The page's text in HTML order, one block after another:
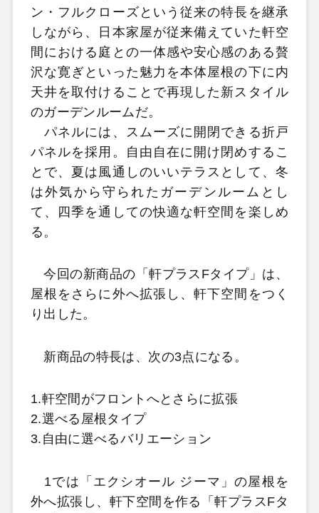
ン・フルクローズという従来の特長を継承
しながら、日本家屋が従来備えていた軒空
間における庭との一体感や安心感のある贅
沢な寛ぎといった魅力を本体屋根の下に内
天井を取付けることで再現した新スタイル
のガーデンルームだ。
パネルには、スムーズに開閉できる折戸
パネルを採用。自由自在に開け閉めするこ
とで、夏は風通しのいいテラスとして、冬
は外気から守られたガーデンルームとし
て、四季を通しての快適な軒空間を楽しめ
る。
今回の新商品の「軒プラスFタイプ」は、
屋根をさらに外へ拡張し、軒下空間をつく
り出した。
新商品の特長は、次の3点になる。
1.軒空間がフロントへとさらに拡張
2.選べる屋根タイプ
3.自由に選べるバリエーション
1では「エクシオール ジーマ」の屋根を
外へ拡張し、軒下空間を作る「軒プラスFタ